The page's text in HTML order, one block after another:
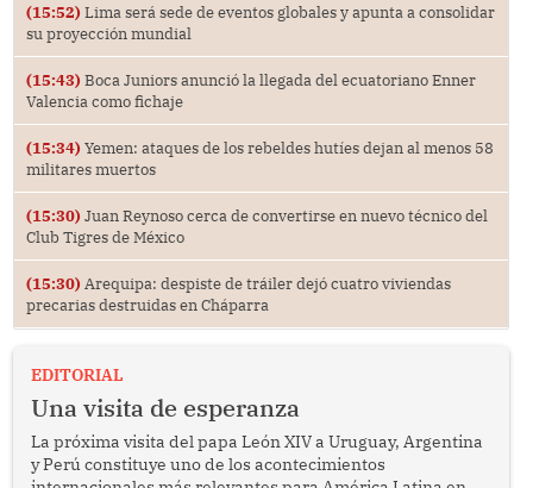
(15:52) Lima será sede de eventos globales y apunta a consolidar
su proyección mundial
(15:43) Boca Juniors anunció la llegada del ecuatoriano Enner
Valencia como fichaje
(15:34) Yemen: ataques de los rebeldes hutíes dejan al menos 58
militares muertos
(15:30) Juan Reynoso cerca de convertirse en nuevo técnico del
Club Tigres de México
(15:30) Arequipa: despiste de tráiler dejó cuatro viviendas
precarias destruidas en Cháparra
EDITORIAL
Una visita de esperanza
La próxima visita del papa León XIV a Uruguay, Argentina
y Perú constituye uno de los acontecimientos